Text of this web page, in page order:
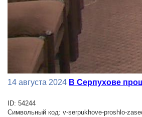
14 августа 2024 В Серпухове
ID: 54244
Символьный код: v-serpukhove-proshlo-